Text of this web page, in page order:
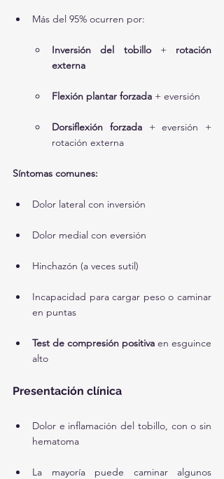
Más del 95% ocurren por:
Inversión del tobillo + rotación
externa
Flexión plantar forzada + eversión
Dorsiflexión forzada + eversión +
rotación externa
Síntomas comunes:
Dolor lateral con inversión
Dolor medial con eversión
Hinchazón (a veces sutil)
Incapacidad para cargar peso o caminar
en puntas
Test de compresión positiva en esguince
alto
Presentación clínica
Dolor e inflamación del tobillo, con o sin
hematoma
La mayoría puede caminar algunos